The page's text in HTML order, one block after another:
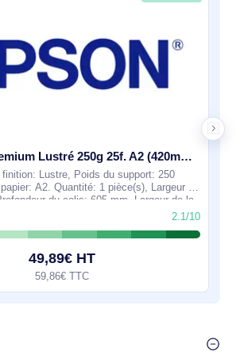
Pap Photo Premium Lustré 250g 25f. A2 (420mmx594mm) - C13S042123
finition: Lustre, Poids du support: 250
A2. Quantité: 1 pièce(s), Largeur du
du colis: 605 mm. Largeur de la
2.1/10
49,89€ HT
59,86€ TTC